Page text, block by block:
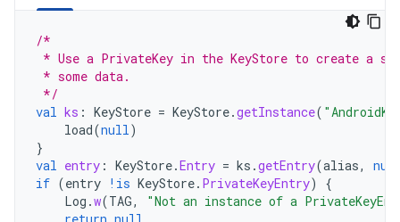
/*
* Use a PrivateKey in the KeyStore to create a
* some data.
*/
val ks : KeyStore = KeyStore.getInstance(
load(null)
}
val entry : KeyStore.Entry = ks .getEntry(alias,
if (entry !is KeyStore. PrivateKeyEntry)
{
Log .w(TAG,
"Not an instance of a